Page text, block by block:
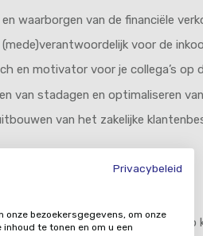
waarborgen van de financiële
voor de
en motivator voor je collega’s op
van stadagen en optimaliseren
van het zakelijke
die de klappen van de
Privacybeleid
onze bezoekersgegevens, om onze
te tonen en om u een